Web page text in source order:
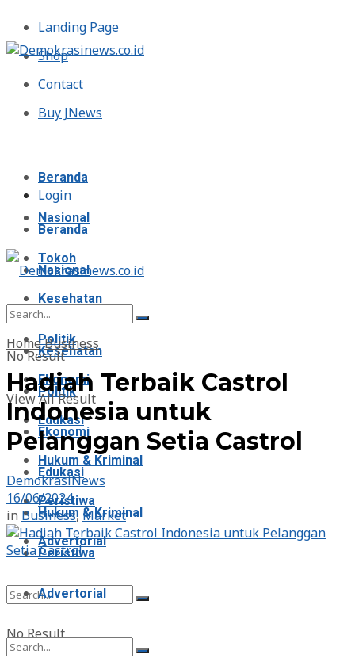
Landing Page
Shop
Contact
Buy JNews
Login
Beranda
Nasional
Tokoh
Kesehatan
Politik
Ekonomi
Edukasi
Hukum & Kriminal
Peristiwa
Advertorial
No Result
Beranda
Nasional
Tokoh
Kesehatan
Politik
Ekonomi
Edukasi
Hukum & Kriminal
Peristiwa
Advertorial
No Result
View All Result
HomeBusiness
Hadiah Terbaik Castrol
Indonesia untuk
Pelanggan Setia Castrol
DemokrasiNews
16/06/2024
in Business,Market